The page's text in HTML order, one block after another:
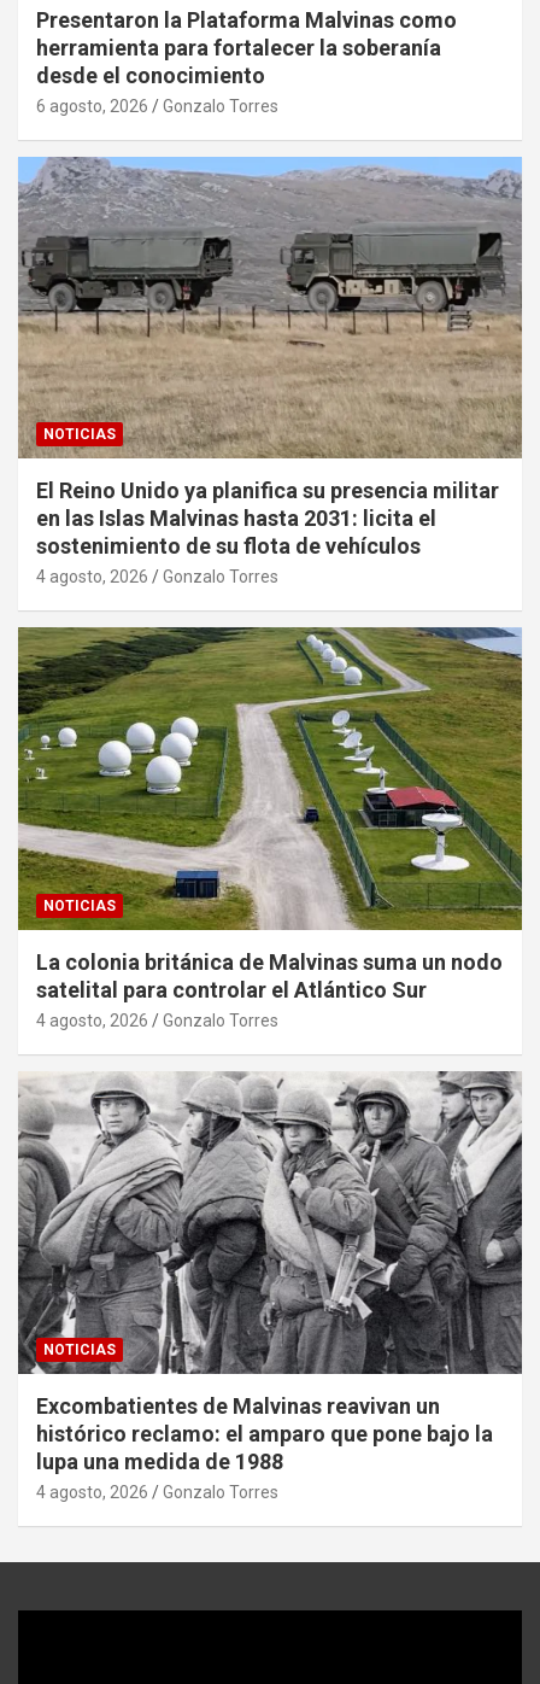
Presentaron la Plataforma Malvinas como
herramienta para fortalecer la soberanía
desde el conocimiento
6 agosto, 2026 Gonzalo Torres
NOTICIAS
El Reino Unido ya planifica su presencia militar
en las Islas Malvinas hasta 2031: licita el
sostenimiento de su flota de vehículos
4 agosto, 2026 Gonzalo Torres
NOTICIAS
La colonia británica de Malvinas suma un nodo
satelital para controlar el Atlántico Sur
4 agosto, 2026 Gonzalo Torres
NOTICIAS
Excombatientes de Malvinas reavivan un
histórico reclamo: el amparo que pone bajo la
lupa una medida de 1988
4 agosto, 2026 Gonzalo Torres